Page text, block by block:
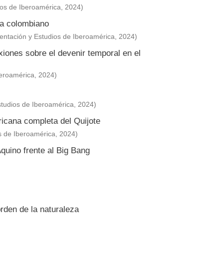
de Iberoamérica, 2024)
colombiano
y Estudios de Iberoamérica, 2024)
sobre el devenir temporal en el
, 2024)
de Iberoamérica, 2024)
completa del Quijote
de Iberoamérica, 2024)
frente al Big Bang
de la naturaleza